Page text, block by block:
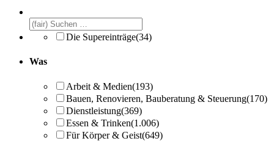
Die Supereinträge(34)
Was
Arbeit & Medien(193)
Bauen, Renovieren, Bauberatung & Steuerung(170)
Dienstleistung(369)
Essen & Trinken(1.006)
Für Körper & Geist(649)